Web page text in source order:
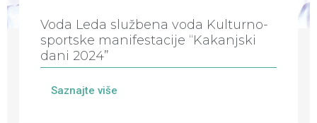
Voda Leda službena voda Kulturno-
sportske manifestacije “Kakanjski
dani 2024”
Saznajte više